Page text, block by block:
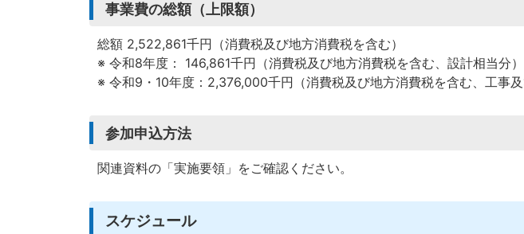
事業費の総額（上限額）
総額 2,522,861千円（消費税及び地方消費税を含む）
※ 令和8年度： 146,861千円（消費税及び地方消費税を含む、設計相当分）
※ 令和9・10年度：2,376,000千円（消費税及び地方消費税を含む、工事及
参加申込方法
関連資料の「実施要領」をご確認ください。
スケジュール